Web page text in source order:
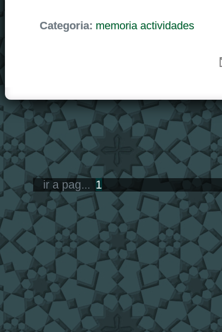
Categoria: memoria actividades
ir a pag... 1